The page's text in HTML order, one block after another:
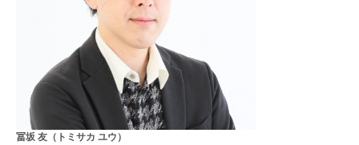
冨坂 友（トミサカ ユウ）